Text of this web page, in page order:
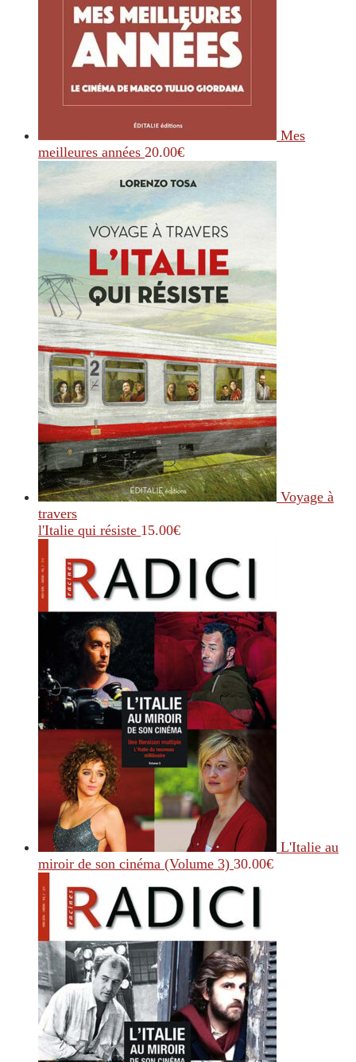
Mes
meilleures années 20.00€
Voyage à
travers
l'Italie qui résiste 15.00€
L'Italie au
miroir de son cinéma (Volume 3) 30.00€